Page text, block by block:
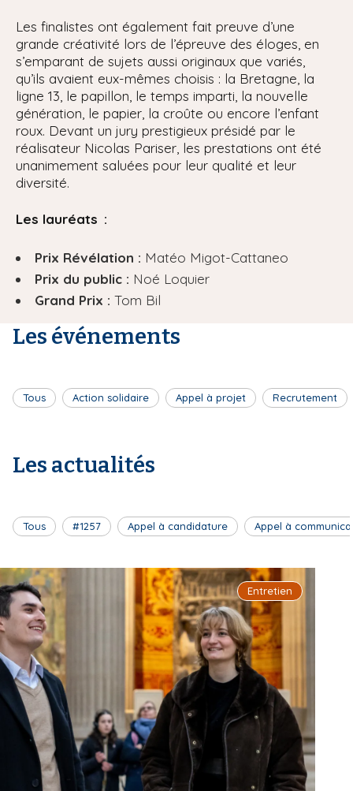
Les finalistes ont également fait preuve d’une
grande créativité lors de l’épreuve des éloges, en
s’emparant de sujets aussi originaux que variés,
qu’ils avaient eux-mêmes choisis : la Bretagne, la
ligne 13, le papillon, le temps imparti, la nouvelle
génération, le papier, la croûte ou encore l’enfant
roux. Devant un jury prestigieux présidé par le
réalisateur Nicolas Pariser, les prestations ont été
unanimement saluées pour leur qualité et leur
diversité.
Les lauréats :
Prix Révélation : Matéo Migot-Cattaneo
Prix du public : Noé Loquier
Grand Prix : Tom Bil
Les événements
Tous Action solidaire Appel à projet Recrutement
Les actualités
Tous #1257 Appel à candidature Appel à
Entretien